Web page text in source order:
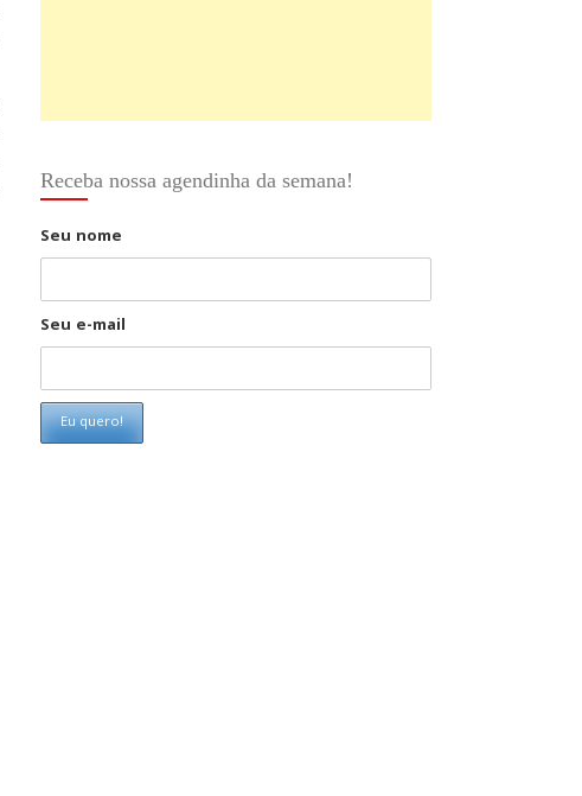
Receba nossa agendinha da semana!
Seu nome
Seu e-mail